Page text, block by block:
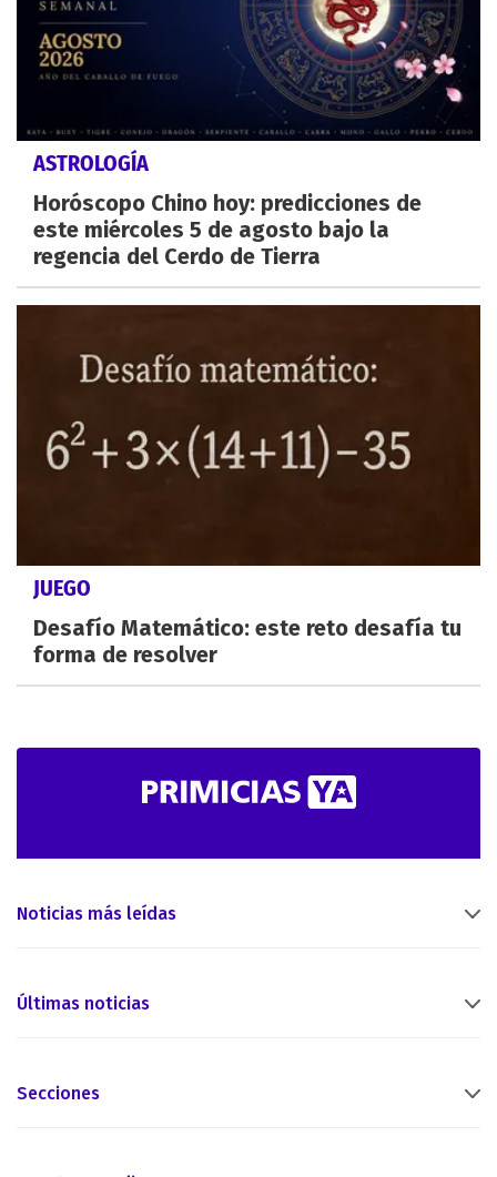
ASTROLOGÍA
Horóscopo Chino hoy: predicciones de
este miércoles 5 de agosto bajo la
regencia del Cerdo de Tierra
JUEGO
Desafío Matemático: este reto desafía tu
forma de resolver
Noticias más leídas
Últimas noticias
Secciones